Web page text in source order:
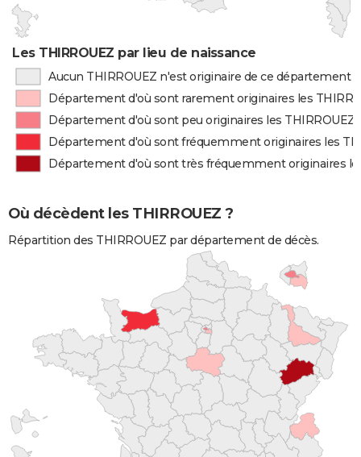
Les THIRROUEZ par lieu de naissance
Aucun THIRROUEZ n'est originaire de ce département
Département d'où sont rarement originaires les
Département d'où sont peu originaires les THIRROUEZ
Département d'où sont fréquemment originaires les
Département d'où sont très fréquemment originaires
Où décèdent les THIRROUEZ ?
Répartition des THIRROUEZ par département de décès.